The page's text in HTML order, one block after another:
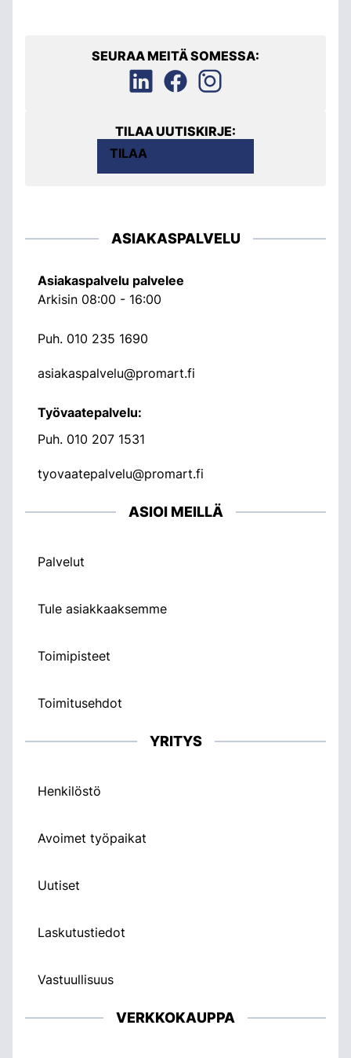
SEURAA MEITÄ SOMESSA:
TILAA UUTISKIRJE:
TILAA
ASIAKASPALVELU
Asiakaspalvelu palvelee
Arkisin 08:00 - 16:00
Puh. 010 235 1690
asiakaspalvelu@promart.fi
Työvaatepalvelu:
Puh. 010 207 1531
tyovaatepalvelu@promart.fi
ASIOI MEILLÄ
Palvelut
Tule asiakkaaksemme
Toimipisteet
Toimitusehdot
YRITYS
Henkilöstö
Avoimet työpaikat
Uutiset
Laskutustiedot
Vastuullisuus
VERKKOKAUPPA